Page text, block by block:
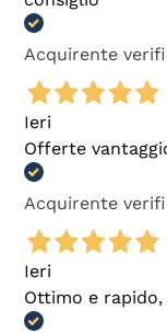
Acquirente
Ieri
Offerte
Acquirente
Ieri
Ottimo e rapido,